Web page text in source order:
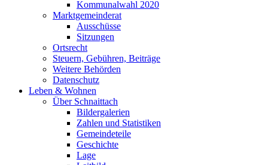
Kommunalwahl 2020
Marktgemeinderat
Ausschüsse
Sitzungen
Ortsrecht
Steuern, Gebühren, Beiträge
Weitere Behörden
Datenschutz
Leben & Wohnen
Über Schnaittach
Bildergalerien
Zahlen und Statistiken
Gemeindeteile
Geschichte
Lage